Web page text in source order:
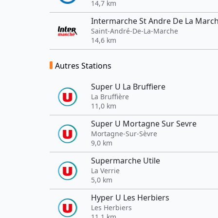
14,7 km
Intermarche St Andre De La
Saint-André-De-La-Marche
14,6 km
Autres Stations
Super U La Bruffiere
La Bruffière
11,0 km
Super U Mortagne Sur Sevre
Mortagne-Sur-Sèvre
9,0 km
Supermarche Utile
La Verrie
5,0 km
Hyper U Les Herbiers
Les Herbiers